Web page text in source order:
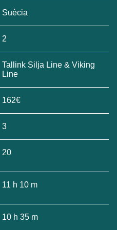
Suècia
2
Tallink Silja Line & Viking
Line
162€
3
20
11 h 10 m
10 h 35 m